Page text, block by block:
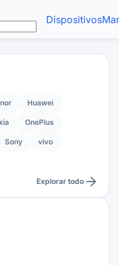
Dispositivos
Huawei
OnePlus
Sony vivo
Explorar todo